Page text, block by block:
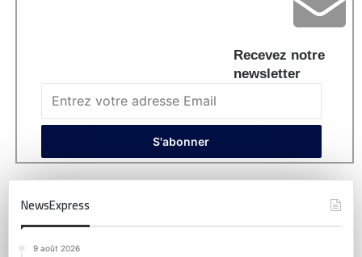
Recevez notre
newsletter
NewsExpress
9 août 2026